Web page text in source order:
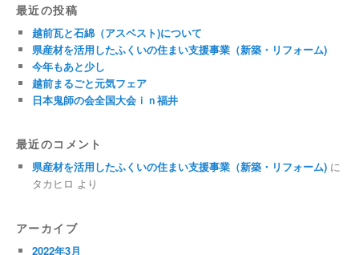
最近の投稿
越前瓦と石綿（アスベスト)について
県産材を活用したふくいの住まい支援事業（新築・リフォーム)
今年もあと少し
越前まるごと元気フェア
日本鬼師の会全国大会ｉｎ福井
最近のコメント
県産材を活用したふくいの住まい支援事業（新築・リフォーム)に
タカヒロ より
アーカイブ
2022年3月